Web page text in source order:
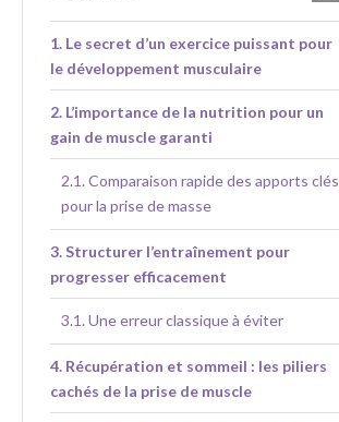
Le secret d’un exercice puissant pour
le développement musculaire
L’importance de la nutrition pour un
gain de muscle garanti
Comparaison rapide des apports clés
pour la prise de masse
Structurer l’entraînement pour
progresser efficacement
Une erreur classique à éviter
Récupération et sommeil : les piliers
cachés de la prise de muscle